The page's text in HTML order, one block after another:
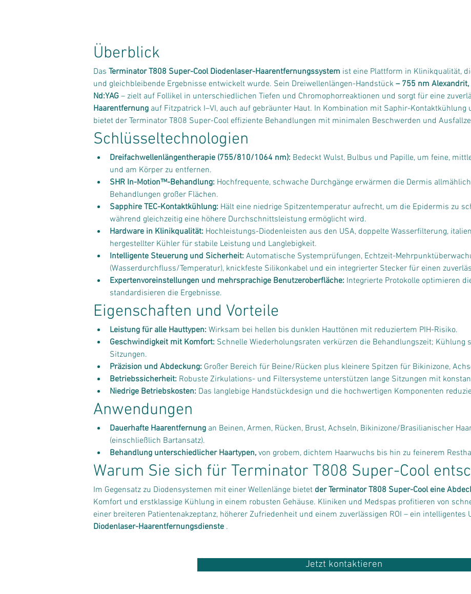
Überblick
Das Terminator T808 Super-Cool Diodenlaser-Haarentfernungssystem ist eine Plattform in Klinikqualität,
und gleichbleibende Ergebnisse entwickelt wurde. Sein Dreiwellenlängen-Handstück – 755 nm
Nd:YAG – zielt auf Follikel in unterschiedlichen Tiefen und Chromophorreaktionen und sorgt für eine
Haarentfernung auf Fitzpatrick I–VI, auch auf gebräunter Haut. In Kombination mit Saphir-Kontaktkühlung
bietet der Terminator T808 Super-Cool effiziente Behandlungen mit minimalen Beschwerden und
Schlüsseltechnologien
Dreifachwellenlängentherapie (755/810/1064 nm): Bedeckt Wulst, Bulbus und Papille, um feine,
und am Körper zu entfernen.
SHR In-Motion™-Behandlung: Hochfrequente, schwache Durchgänge erwärmen die Dermis
Behandlungen großer Flächen.
Sapphire TEC-Kontaktkühlung: Hält eine niedrige Spitzentemperatur aufrecht, um die Epidermis zu
während gleichzeitig eine höhere Durchschnittsleistung ermöglicht wird.
Hardware in Klinikqualität: Hochleistungs-Diodenleisten aus den USA, doppelte Wasserfilterung,
hergestellter Kühler für stabile Leistung und Langlebigkeit.
Intelligente Steuerung und Sicherheit: Automatische Systemprüfungen, Echtzeit-
(Wasserdurchfluss/Temperatur), knickfeste Silikonkabel und ein integrierter Stecker für einen
Expertenvoreinstellungen und mehrsprachige Benutzeroberfläche: Integrierte Protokolle optimieren
standardisieren die Ergebnisse.
Eigenschaften und Vorteile
Leistung für alle Hauttypen: Wirksam bei hellen bis dunklen Hauttönen mit reduziertem PIH-Risiko.
Geschwindigkeit mit Komfort: Schnelle Wiederholungsraten verkürzen die Behandlungszeit; Kühlung
Sitzungen.
Präzision und Abdeckung: Großer Bereich für Beine/Rücken plus kleinere Spitzen für Bikinizone,
Betriebssicherheit: Robuste Zirkulations- und Filtersysteme unterstützen lange Sitzungen mit
Niedrige Betriebskosten: Das langlebige Handstückdesign und die hochwertigen Komponenten
Anwendungen
Dauerhafte Haarentfernung an Beinen, Armen, Rücken, Brust, Achseln, Bikinizone/Brasilianischer
(einschließlich Bartansatz).
Behandlung unterschiedlicher Haartypen, von grobem, dichtem Haarwuchs bis hin zu feinerem
Warum Sie sich für Terminator T808 Super-Cool
Im Gegensatz zu Diodensystemen mit einer Wellenlänge bietet der Terminator T808 Super-Cool eine
Komfort und erstklassige Kühlung in einem robusten Gehäuse. Kliniken und Medspas profitieren von
einer breiteren Patientenakzeptanz, höherer Zufriedenheit und einem zuverlässigen ROI – ein intelligentes
Diodenlaser-Haarentfernungsdienste .
Jetzt kontaktieren